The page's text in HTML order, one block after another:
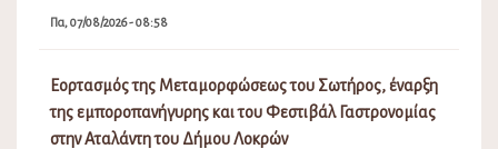
Πα, 07/08/2026 - 08:58
Εορτασμός της Μεταμορφώσεως του Σωτήρος, έναρξη
της εμποροπανήγυρης και του Φεστιβάλ Γαστρονομίας
στην Αταλάντη του Δήμου Λοκρών